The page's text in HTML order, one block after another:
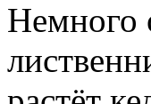
Немного